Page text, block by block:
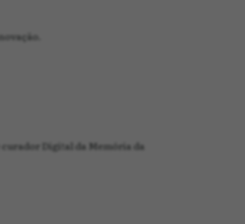
curador Digital da Memória da